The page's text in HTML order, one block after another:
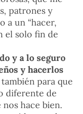
patrones y
a un “hacer,
el solo fin de
y a lo seguro
y hacerlos
para que
diferente de
hace bien.